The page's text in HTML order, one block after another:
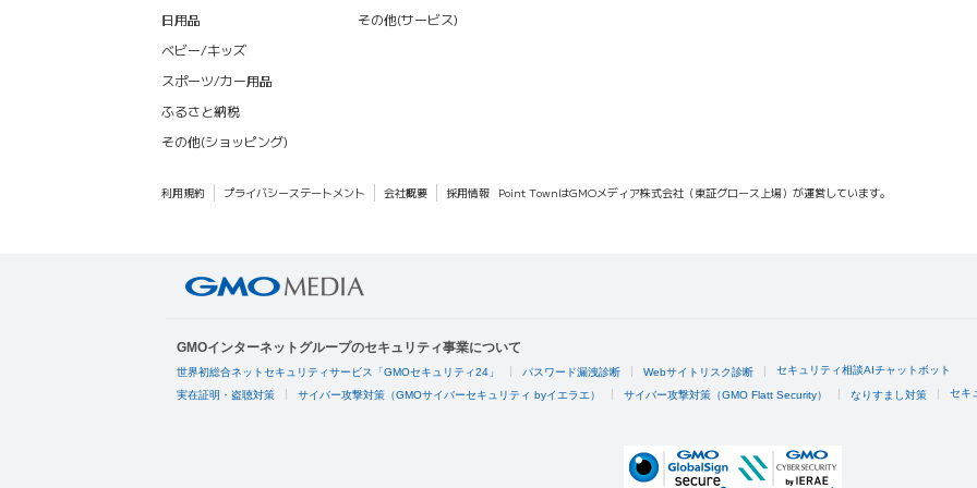
日用品
ベビー/キッズ
スポーツ/カー用品
ふるさと納税
その他(ショッピング)
その他(サービス)
利用規約 プライバシーステートメント 会社概要 採用情報 Point TownはGMOメディア株式会社（東証グロース上場）が運営しています。
GMOインターネットグループのセキュリティ事業について
世界初総合ネットセキュリティサービス「GMOセキュリティ24」 パスワード漏洩診断 Webサイトリスク診断 セキュリティ相談AIチャットボット
実在証明・盗聴対策 サイバー攻撃対策（GMOサイバーセキュリティ byイエラエ） サイバー攻撃対策（GMO Flatt Security） なりすまし対策 セキ